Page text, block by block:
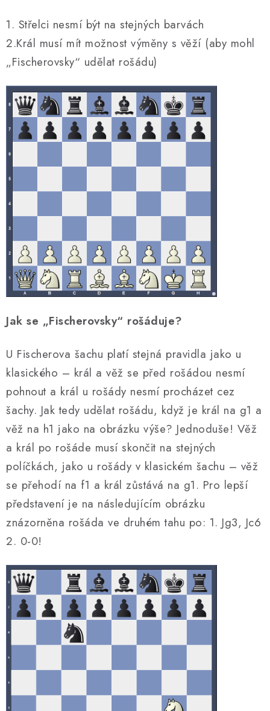
1. Střelci nesmí být na stejných barvách
2.Král musí mít možnost výměny s věží (aby mohl
„Fischerovsky“ udělat rošádu)
Jak se „Fischerovsky“ rošáduje?
U Fischerova šachu platí stejná pravidla jako u
klasického – král a věž se před rošádou nesmí
pohnout a král u rošády nesmí procházet cez
šachy. Jak tedy udělat rošádu, když je král na g1 a
věž na h1 jako na obrázku výše? Jednoduše! Věž
a král po rošáde musí skončit na stejných
políčkách, jako u rošády v klasickém šachu – věž
se přehodí na f1 a král zůstává na g1. Pro lepší
představení je na následujícím obrázku
znázorněna rošáda ve druhém tahu po: 1. Jg3, Jc6
2. 0-0!